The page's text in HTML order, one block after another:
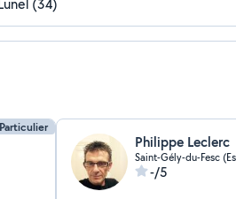
Particulier
Philippe Leclerc
-/5